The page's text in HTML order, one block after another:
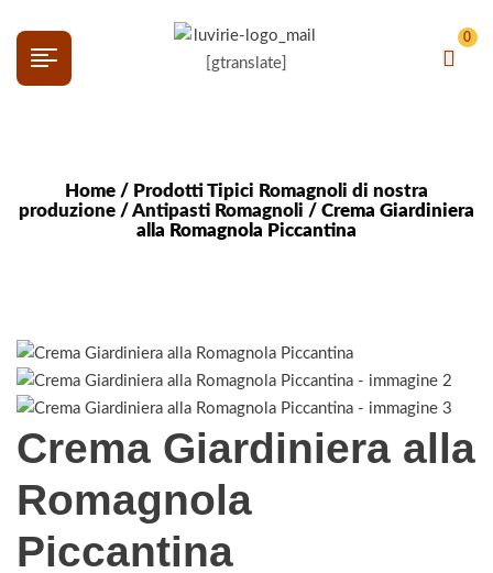
[gtranslate]
0
Home / Prodotti Tipici Romagnoli di nostra
produzione /Antipasti Romagnoli / Crema Giardiniera
alla Romagnola Piccantina
Crema Giardiniera alla
Romagnola
Piccantina